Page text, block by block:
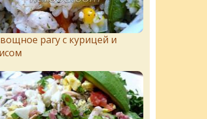
рагу с курицей и